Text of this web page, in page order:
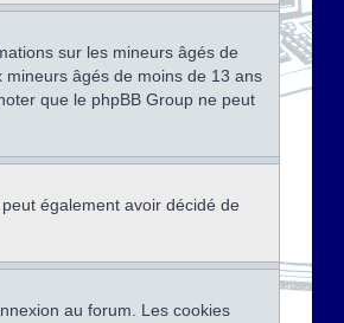
sur les mineurs âgés de
âgés de moins de 13 ans
que le phpBB Group ne peut
également avoir décidé de
au forum. Les cookies